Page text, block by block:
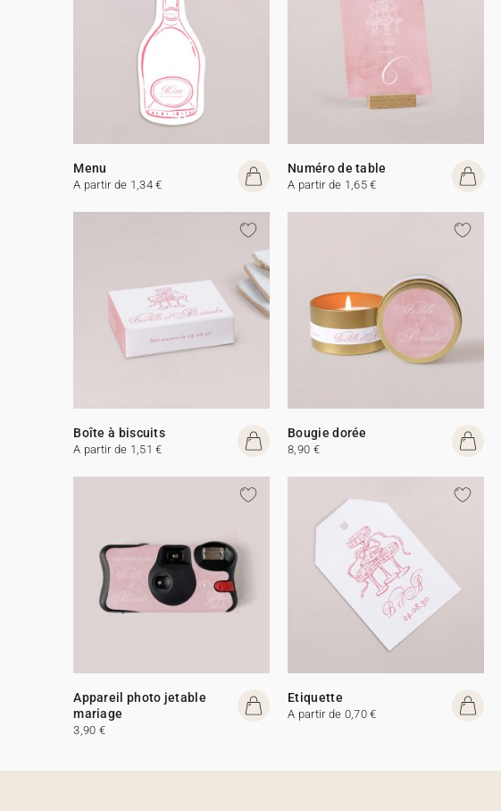
Menu
A partir de 1,34 €
Numéro de table
A partir de 1,65 €
Boîte à biscuits
A partir de 1,51 €
Bougie dorée
8,90 €
Appareil photo jetable
mariage
3,90 €
Etiquette
A partir de 0,70 €